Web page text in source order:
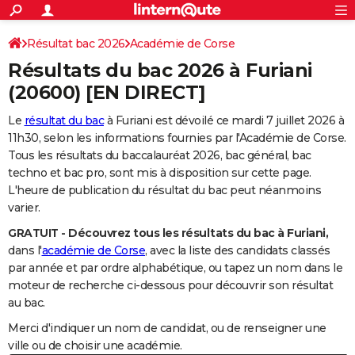
ACTUALITÉS
Politique
Société
Faits Divers
Education
Monde
Villes
+
SPORT
Coupe du monde 2026
Football
Tennis
Cyclisme
Rugby
Forum
FINANCE
Retraite
Impôts
Epargne
Immobilier
Risques naturels par ville
Banque
Assurance
Crédit
AUTO
Essais
Réserver un essai
Citadines
Berlines
SUV
Forum auto
+
HIGH-TECH
Mobiles
Meilleur smartphone
Internet
Ordinateurs
Jeux vidéo
Guide high-tech
+
BRICOLAGE
Forum
Aménagement intérieur
Extérieur
Cuisine
Salle de bains
Jardinage
Rangement
WEEK-END
Guides de France
Escapades
Patrimoine
Expositions
Musées
Week-end nature
+
Art de vivre
Bien-être
Loisirs
Mode
Modes de vie
+SANTE
Alimentation
Guide de la santé
Maladies
Médicaments
Sommeil
VOYAGE
S'inscrire
Connexion
Résultat bac 2026 Académie de Corse
Résultats du bac 2026 à Furiani
(20600) [EN DIRECT]
Le résultat du bacà Furiani est dévoilé ce mardi 7 juillet 2026 à
11h30, selon les informations fournies par l'Académie de Corse.
Tous les résultats du baccalauréat 2026, bac général, bac
techno et bac pro, sont mis à disposition sur cette page.
L'heure de publication du résultat du bac peut néanmoins
varier.
GRATUIT - Découvrez tous les résultats du bac à Furiani,
dans l'académie de Corse, avec la liste des candidats classés
par année et par ordre alphabétique, ou tapez un nom dans le
moteur de recherche ci-dessous pour découvrir son résultat
au bac.
Merci d'indiquer un nom de candidat, ou de renseigner une
ville ou de choisir une académie.